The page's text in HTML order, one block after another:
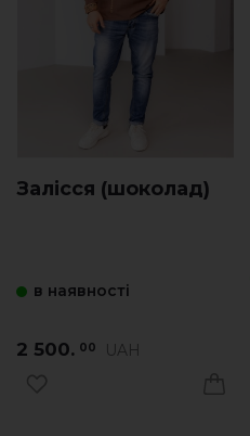
Залісся (шоколад)
в наявності
2 500. 00 UAH